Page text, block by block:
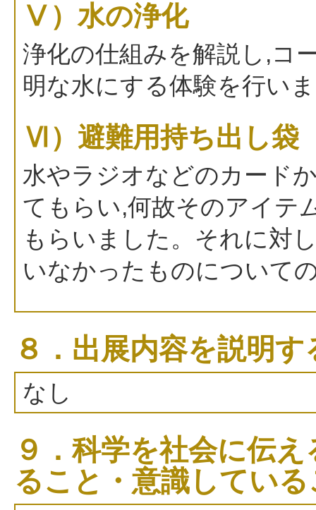
Ⅴ）水の浄化
浄化の仕組みを解説し,コ
明な水にする体験を行い
Ⅵ）避難用持ち出し袋
水やラジオなどのカード
てもらい,何故そのアイテ
もらいました。それに対
いなかったものについて
８．出展内容を説明
なし
９．科学を社会に伝
ること・意識してい